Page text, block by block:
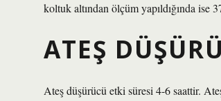
koltuk altından ölçüm yapıldığında ise
ATEŞ
Ateş düşürücü etki süresi 4-6 saattir.